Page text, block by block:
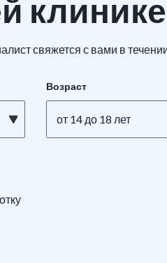
свяжется с вами в
Возраст
от 14 до 18 лет